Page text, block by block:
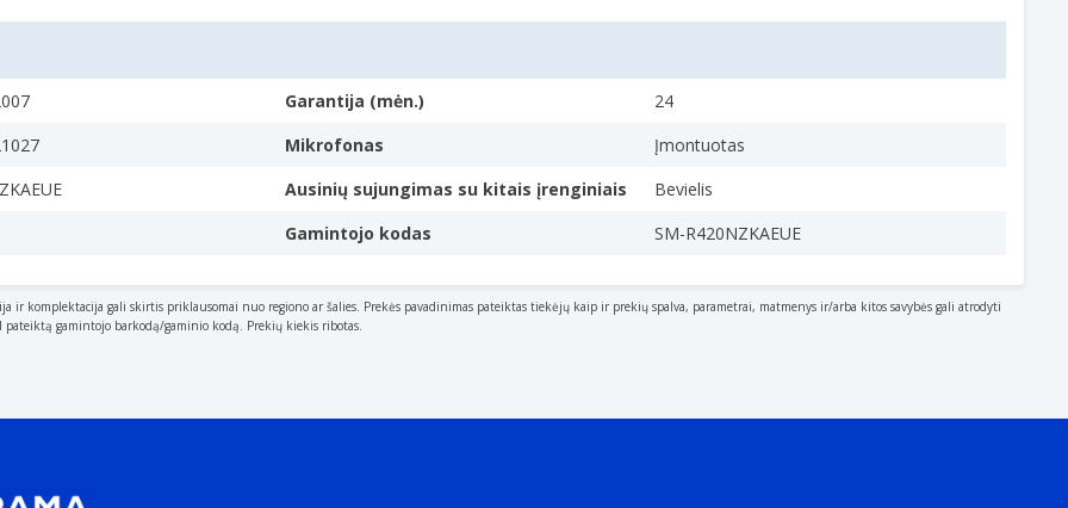
Garantija (mėn.)
24
Mikrofonas
Įmontuotas
Ausinių sujungimas su kitais įrenginiais
Bevielis
Gamintojo kodas SM-R420NZKAEUE
komplektacija gali skirtis priklausomai nuo regiono ar šalies. Prekės pavadinimas pateiktas tiekėjų kaip ir prekių spalva, parametrai, matmenys ir/arba kitos savybės gali atrodyti
gamintojo barkodą/gaminio kodą. Prekių kiekis ribotas.